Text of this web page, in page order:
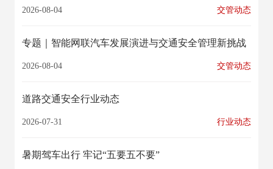
2026-08-04 交管动态
专题｜​智能网联汽车发展演进与交通安全管理新挑战
2026-08-04 交管动态
道路交通安全行业动态
2026-07-31 行业动态
暑期驾车出行 牢记“五要五不要”